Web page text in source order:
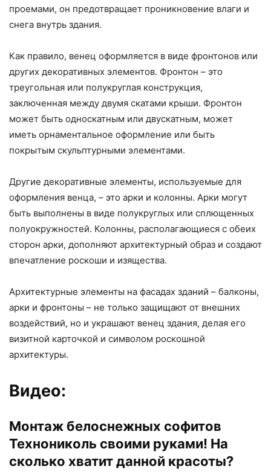
проемами, он предотвращает проникновение влаги и
снега внутрь здания.
Как правило, венец оформляется в виде фронтонов или
других декоративных элементов. Фронтон – это
треугольная или полукруглая конструкция,
заключенная между двумя скатами крыши. Фронтон
может быть односкатным или двускатным, может
иметь орнаментальное оформление или быть
покрытым скульптурными элементами.
Другие декоративные элементы, используемые для
оформления венца, – это арки и колонны. Арки могут
быть выполнены в виде полукруглых или сплющенных
полуокружностей. Колонны, располагающиеся с обеих
сторон арки, дополняют архитектурный образ и создают
впечатление роскоши и изящества.
Архитектурные элементы на фасадах зданий – балконы,
арки и фронтоны – не только защищают от внешних
воздействий, но и украшают венец здания, делая его
визитной карточкой и символом роскошной
архитектуры.
Видео:
Монтаж белоснежных софитов
Технониколь своими руками! На
сколько хватит данной красоты?